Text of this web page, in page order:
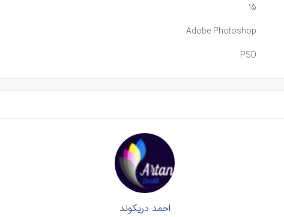
15
Adobe Photoshop
PSD
احمد دریکوند